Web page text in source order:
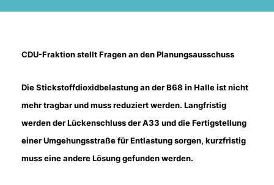
CDU-Fraktion stellt Fragen an den Planungsausschuss
Die Stickstoffdioxidbelastung an der B68 in Halle ist nicht
mehr tragbar und muss reduziert werden. Langfristig
werden der Lückenschluss der A33 und die Fertigstellung
einer Umgehungsstraße für Entlastung sorgen, kurzfristig
muss eine andere Lösung gefunden werden.